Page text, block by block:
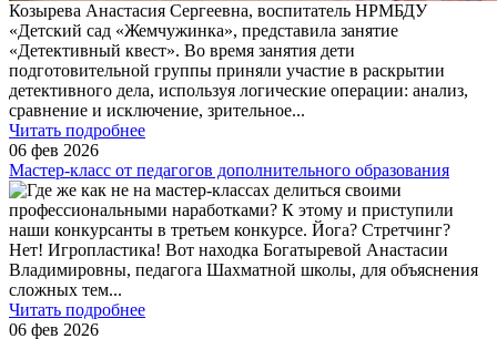
Козырева Анастасия Сергеевна, воспитатель НРМБДУ
«Детский сад «Жемчужинка», представила занятие
«Детективный квест». Во время занятия дети
подготовительной группы приняли участие в раскрытии
детективного дела, используя логические операции: анализ,
сравнение и исключение, зрительное...
Читать подробнее
06 фев 2026
Мастер-класс от педагогов дополнительного образования
Где же как не на мастер-классах делиться своими
профессиональными наработками? К этому и приступили
наши конкурсанты в третьем конкурсе. Йога? Стретчинг?
Нет! Игропластика! Вот находка Богатыревой Анастасии
Владимировны, педагога Шахматной школы, для объяснения
сложных тем...
Читать подробнее
06 фев 2026